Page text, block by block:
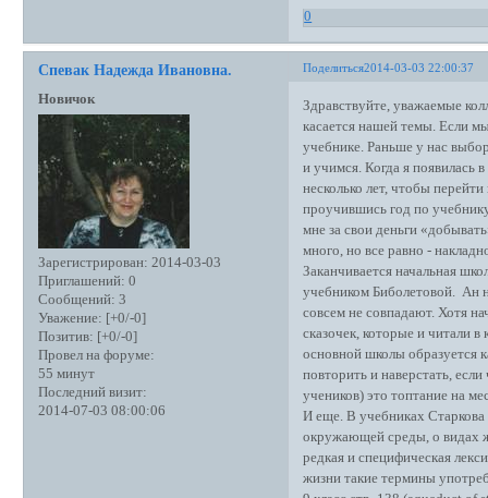
0
Поделиться2014-03-03 22:00:37
Спевак Надежда Ивановна.
Новичок
Зарегистрирован: 2014-03-03
Приглашений: 0
Сообщений: 3
Уважение: [+0/-0]
Позитив: [+0/-0]
Провел на форуме:
55 минут
Последний визит:
2014-07-03 08:00:06
Здравствуйте, уважаемые
касается нашей темы. Если
учебнике. Раньше у нас
и учимся. Когда я появилась
несколько лет, чтобы
проучившись год по
мне за свои деньги
много, но все равно -
Заканчивается начальная
учебником Биболетовой. Ан
совсем не совпадают. Хотя
сказочек, которые и читали
основной школы образуется
повторить и наверстать,
учеников) это топтание на
И еще. В учебниках Старкова
окружающей среды, о видах
редкая и специфическая
жизни такие термины